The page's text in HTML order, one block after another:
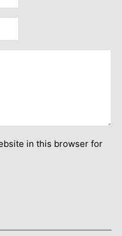
in this browser for